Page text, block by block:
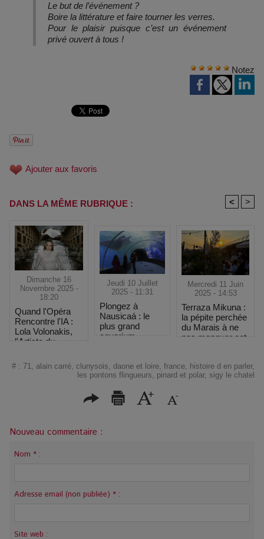
Le but de l’événement ?
Boire la littérature et faire tourner les verres.
Pour le plaisir puisque c’est un événement
privé ouvert à tous !
Notez
Ajouter aux favoris
DANS LA MÊME RUBRIQUE : < >
Dimanche 16
Novembre 2025 -
18:20
Quand l'Opéra
Rencontre l'IA :
Lola Volonakis,
l'Artiste du
Chante le Futur
Jeudi 10 Juillet
2025 - 11:31
Plongez à
Nausicaá : le
plus grand
aquarium
découvertes à
Boulogne-sur-
Mercredi 11 Juin
2025 - 14:53
Terraza Mikuna :
la pépite perchée
du Marais à ne
pas manquer cet
# : 71 alain carré clunysois daone et loire france histoire d en parler,
les pontons flingueurs
pinard et polar, sigy le chatel
Nouveau commentaire :
Nom * :
Adresse email (non publiée) * :
Site web :